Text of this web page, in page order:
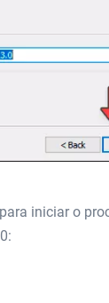
iniciar o